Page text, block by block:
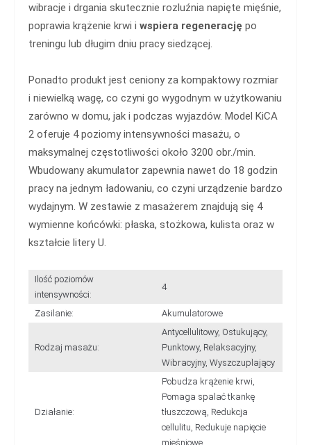
wibracje i drgania skutecznie rozluźnia napięte mięśnie,
poprawia krążenie krwi i wspiera regenerację po
treningu lub długim dniu pracy siedzącej.
Ponadto produkt jest ceniony za kompaktowy rozmiar
i niewielką wagę, co czyni go wygodnym w użytkowaniu
zarówno w domu, jak i podczas wyjazdów. Model KiCA
2 oferuje 4 poziomy intensywności masażu, o
maksymalnej częstotliwości około 3200 obr./min.
Wbudowany akumulator zapewnia nawet do 18 godzin
pracy na jednym ładowaniu, co czyni urządzenie bardzo
wydajnym. W zestawie z masażerem znajdują się 4
wymienne końcówki: płaska, stożkowa, kulista oraz w
kształcie litery U.
Ilość poziomów
intensywności:
4
Zasilanie: Akumulatorowe
Rodzaj masażu:
Antycellulitowy, Ostukujący,
Punktowy, Relaksacyjny,
Wibracyjny, Wyszczuplający
Działanie:
Pobudza krążenie krwi,
Pomaga spalać tkankę
tłuszczową, Redukcja
cellulitu, Redukuje napięcie
mięśniowe